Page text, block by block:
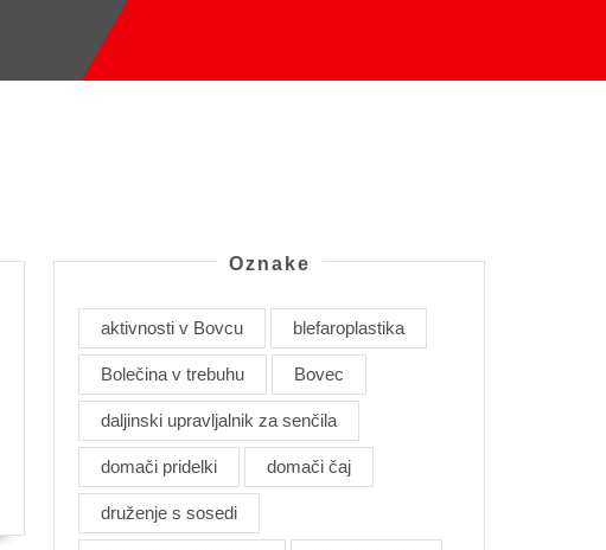
Oznake
aktivnosti v Bovcu blefaroplastika
Bolečina v trebuhu Bovec
daljinski upravljalnik za senčila
domači pridelki domači čaj
druženje s sosedi